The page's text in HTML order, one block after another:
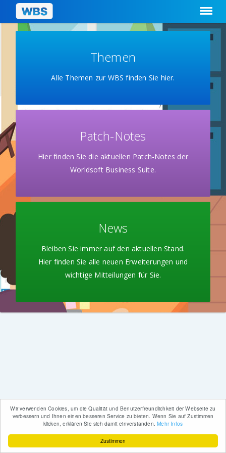
Zustimmen
Wir verwenden Cookies, um die Qualität und Benutzerfreundlichkeit der Webseite zu
verbessern und Ihnen einen besseren Service zu bieten. Wenn Sie auf Zustimmen
klicken, erklären Sie sich damit einverstanden.Mehr Infos
Themen
Alle Themen zur WBS finden Sie hier.
Patch-Notes
Hier finden Sie die aktuellen Patch-Notes der
Worldsoft Business Suite.
News
Bleiben Sie immer auf den aktuellen Stand.
Hier finden Sie alle neuen Erweiterungen und
wichtige Mitteilungen für Sie.